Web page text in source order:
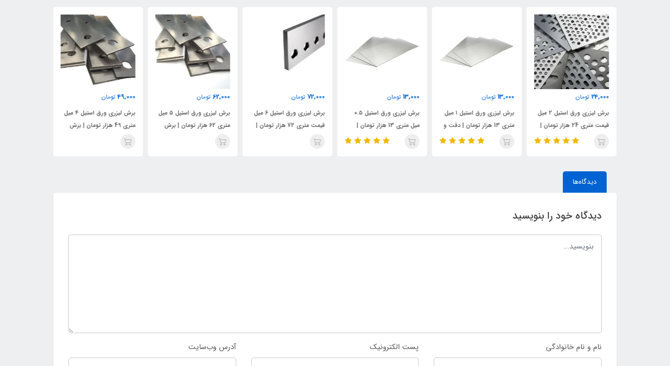
24,000 تومان
برش لیزری ورق استیل ۲ میل
قیمت متری 24 هزار تومان |
قدرت، سرعت و دقت
13,000 تومان
برش لیزری ورق استیل ۱ میل
متری 13 هزار تومان | دقت و
کیفیت صنعتی
13,000 تومان
برش لیزری ورق استیل ۰.۵
میل متری 13 هزار تومان |
ظرافت بالا و بدون تاب
72,000 تومان
برش لیزری ورق استیل ۶ میل
قیمت متری 72 هزار تومان |
دقت بالا در ضخامت زیاد
62,000 تومان
برش لیزری ورق استیل ۵ میل
متری 62 هزار تومان | برش
دقیق برای صنایع سنگین
49,000 تومان
برش لیزری ورق استیل ۴ میل
متری 49 هزار تومان | برش
صنعتی دقیق و تمیز
دیدگاه‌ها
دیدگاه خود را بنویسید
نام و نام خانوادگی پست الکترونیک آدرس وب‌سایت